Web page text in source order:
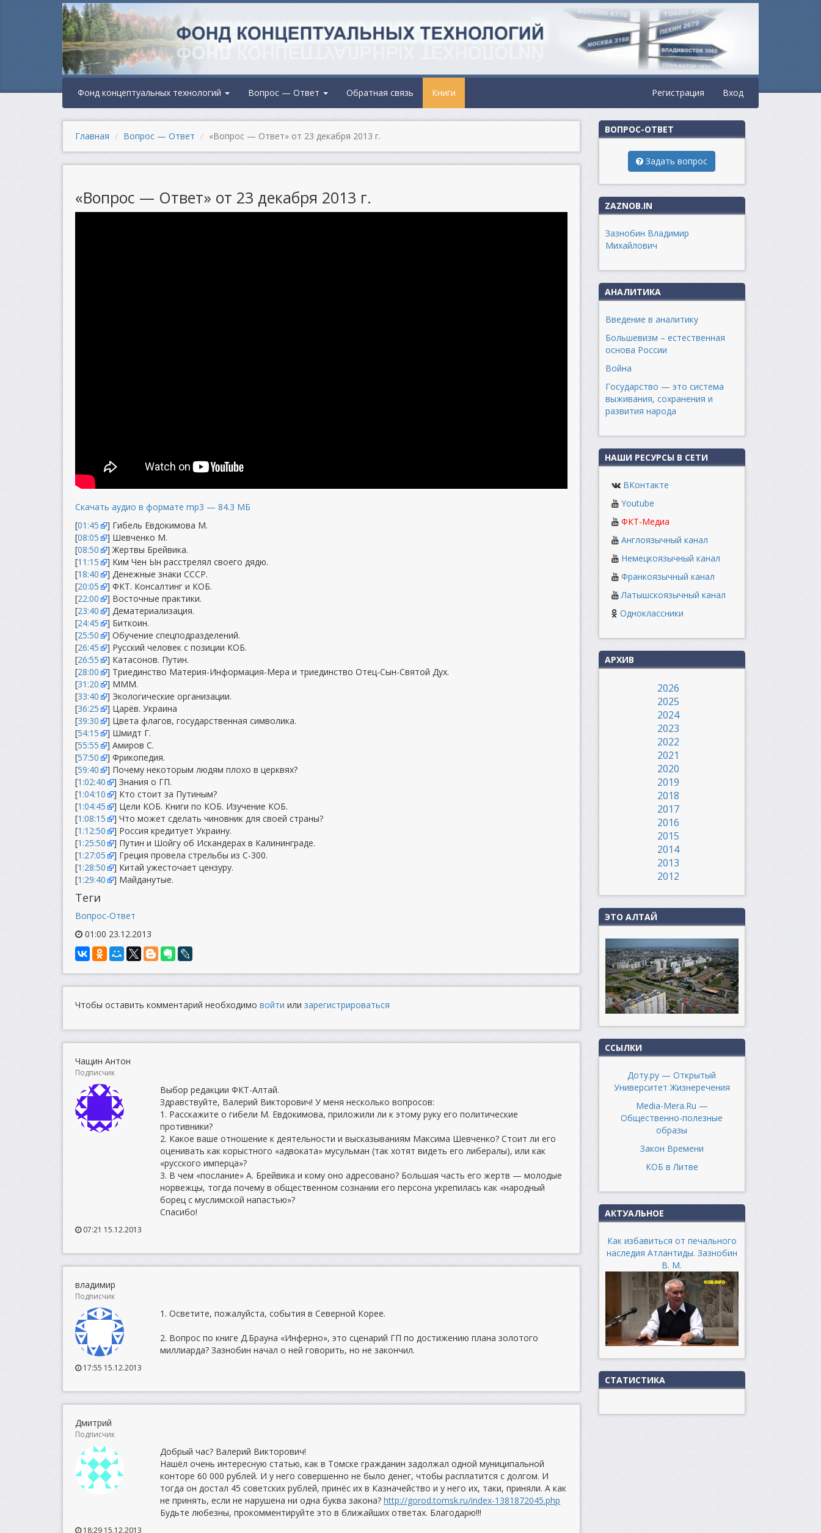
Фонд концептуальных технологий Вопрос — Ответ Обратная связь Книги Регистрация Вход
Главная Вопрос — Ответ «Вопрос — Ответ» от 23 декабря 2013 г.
«Вопрос — Ответ» от 23 декабря 2013 г.
Скачать аудио в формате mp3 — 84.3 МБ
[01:45
] Гибель Евдокимова М.
[08:05
] Шевченко М.
[08:50
] Жертвы Брейвика.
[11:15
] Ким Чен Ын расстрелял своего дядю.
[18:40
] Денежные знаки СССР.
[20:05
] ФКТ. Консалтинг и КОБ.
[22:00
] Восточные практики.
[23:40
] Дематериализация.
[24:45
] Биткоин.
[25:50
] Обучение спецподразделений.
[26:45
] Русский человек с позиции КОБ.
[26:55
] Катасонов. Путин.
[28:00
] Триединство Материя-Информация-Мера и триединство Отец-Сын-Святой Дух.
[31:20
] МММ.
[33:40
] Экологические организации.
[36:25
] Царёв. Украина
[39:30
] Цвета флагов, государственная символика.
[54:15
] Шмидт Г.
[55:55
] Амиров С.
[57:50
] Фрикопедия.
[59:40
] Почему некоторым людям плохо в церквях?
[1:02:40
] Знания о ГП.
[1:04:10
] Кто стоит за Путиным?
[1:04:45
] Цели КОБ. Книги по КОБ. Изучение КОБ.
[1:08:15
] Что может сделать чиновник для своей страны?
[1:12:50
] Россия кредитует Украину.
[1:25:50
] Путин и Шойгу об Искандерах в Калининграде.
[1:27:05
] Греция провела стрельбы из С-300.
[1:28:50
] Китай ужесточает цензуру.
[1:29:40 ] Майданутые.
Теги
Вопрос-Ответ
01:00 23.12.2013
Чтобы оставить комментарий необходимо войти или зарегистрироваться
Чащин Антон
Подписчик
Выбор редакции ФКТ-Алтай.
Здравствуйте, Валерий Викторович! У меня несколько вопросов:
1. Расскажите о гибели М. Евдокимова, приложили ли к этому руку его политические
противники?
2. Какое ваше отношение к деятельности и высказываниям Максима Шевченко? Стоит ли его
оценивать как корыстного «адвоката» мусульман (так хотят видеть его либералы), или как
«русского имперца»?
3. В чем «послание» А. Брейвика и кому оно адресовано? Большая часть его жертв — молодые
норвежцы, тогда почему в общественном сознании его персона укрепилась как «народный
борец с муслимской напастью»?
Спасибо!
07:21 15.12.2013
владимир
Подписчик
1. Осветите, пожалуйста, события в Северной Корее.
2. Вопрос по книге Д.Брауна «Инферно», это сценарий ГП по достижению плана золотого
миллиарда? Зазнобин начал о ней говорить, но не закончил.
17:55 15.12.2013
Дмитрий
Подписчик
Добрый час? Валерий Викторович!
Нашёл очень интересную статью, как в Томске гражданин задолжал одной муниципальной
конторе 60 000 рублей. И у него совершенно не было денег, чтобы расплатится с долгом. И
тогда он достал 45 советских рублей, принёс их в Казначейство и у него их, таки, приняли. А как
не принять, если не нарушена ни одна буква закона?http://gorod.tomsk.ru/index-1381872045.php
Будьте любезны, прокомментируйте это в ближайших ответах. Благодарю!!!
18:29 15.12.2013
ВОПРОС-ОТВЕТ
Задать вопрос
ZAZNOB.IN
Зазнобин Владимир
Михайлович
АНАЛИТИКА
Введение в аналитику
Большевизм – естественная
основа России
Война
Государство — это система
выживания, сохранения и
развития народа
НАШИ РЕСУРСЫ В СЕТИ
ВКонтакте
Youtube
ФКТ-Медиа
Англоязычный канал
Немецкоязычный канал
Франкоязычный канал
Латышскоязычный канал
Одноклассники
АРХИВ
2026
2025
2024
2023
2022
2021
2020
2019
2018
2017
2016
2015
2014
2013
2012
ЭТО АЛТАЙ
ССЫЛКИ
Доту.ру — Открытый
Университет Жизнеречения
Media-Mera.Ru —
Общественно-полезные
образы
Закон Времени
КОБ в Литве
АКТУАЛЬНОЕ
Как избавиться от печального
наследия Атлантиды. Зазнобин
В. М.
СТАТИСТИКА